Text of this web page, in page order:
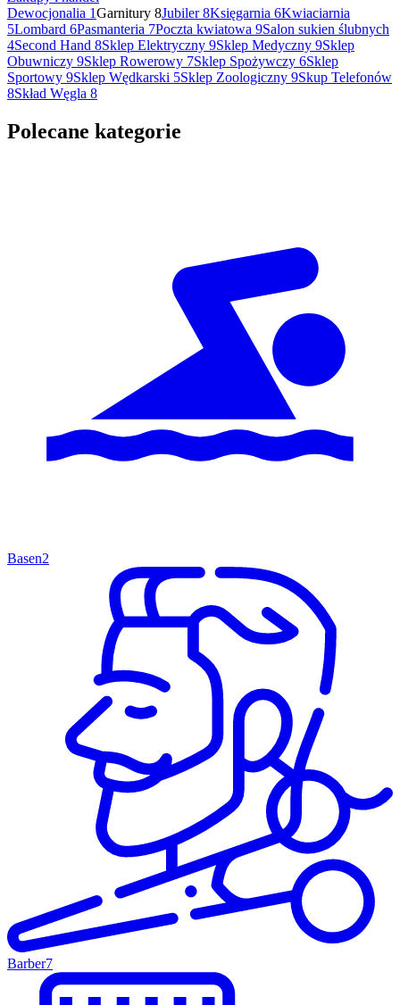
Dewocjonalia 1Garnitury 8Jubiler8Księgarnia 6Kwiaciarnia
5Lombard 6Pasmanteria 7Poczta kwiatowa 9Salon sukien ślubnych
4Second Hand 8Sklep Elektryczny 9Sklep Medyczny 9Sklep
Obuwniczy 9Sklep Rowerowy 7Sklep Spożywczy 6Sklep
Sportowy 9Sklep Wędkarski 5Sklep Zoologiczny 9Skup Telefonów
8Skład Węgla 8
Polecane kategorie
Basen2
Barber7